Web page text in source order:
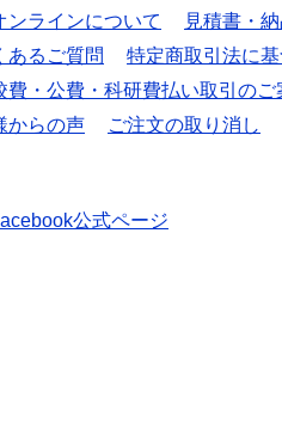
ンラインについて
見積書・
あるご質問
特定商取引法に
費・公費・科研費払い取引のご
からの声 ご注文の取り消し
公式ページ